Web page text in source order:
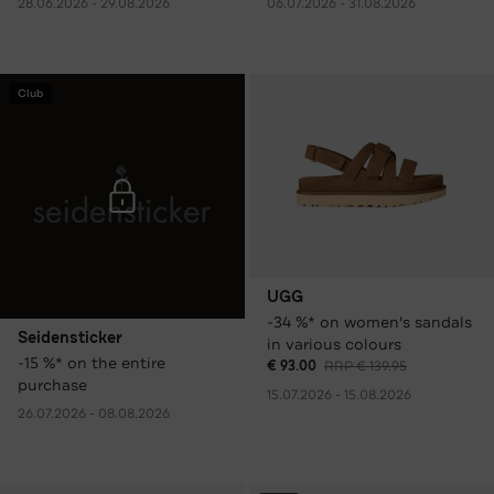
Club
Seidensticker
-15 %* on the entire
purchase
26.07.2026 - 08.08.2026
UGG
-34 %* on women's sandals
in various colours
€ 93.00 RRP € 139.95
15.07.2026 - 15.08.2026